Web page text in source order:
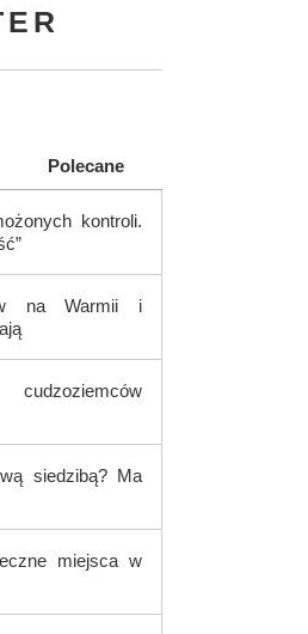
Polecane
kontroli.
na Warmii i
siedzibą? Ma
miejsca w